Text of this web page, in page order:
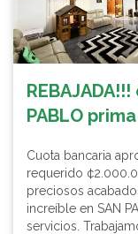
PABLO
Cuota bancaria
requerido
preciosos
increíble en SAN
servicios.